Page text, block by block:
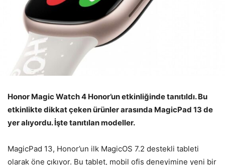
Honor Magic Watch 4 Honor’un etkinliğinde tanıtıldı. Bu
etkinlikte dikkat çeken ürünler arasında MagicPad 13 de
yer alıyordu. İşte tanıtılan modeller.
MagicPad 13, Honor’un ilk MagicOS 7.2 destekli tableti
olarak öne çıkıyor. Bu tablet, mobil ofis deneyimine yeni bir